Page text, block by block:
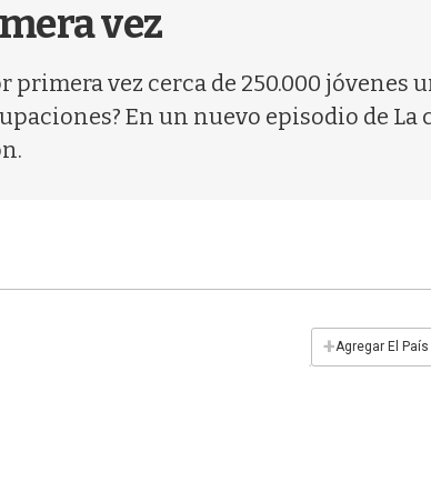
vez
vez cerca de 250.000 jóvenes
En un nuevo episodio de
+Agregar El País